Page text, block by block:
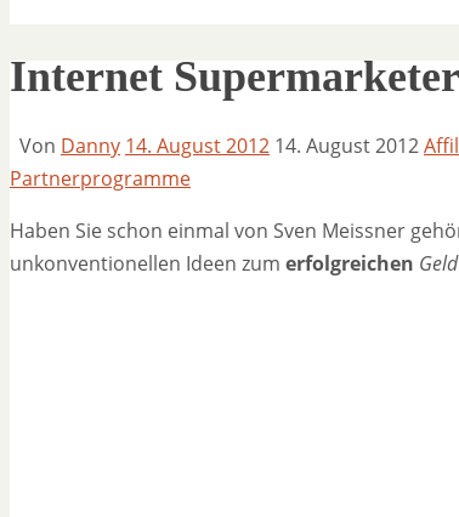
Internet
Von Danny 14. August 2012 14. August 2012
Partnerprogramme
Haben Sie schon einmal von Sven Meissner
unkonventionellen Ideen zum erfolgreichen